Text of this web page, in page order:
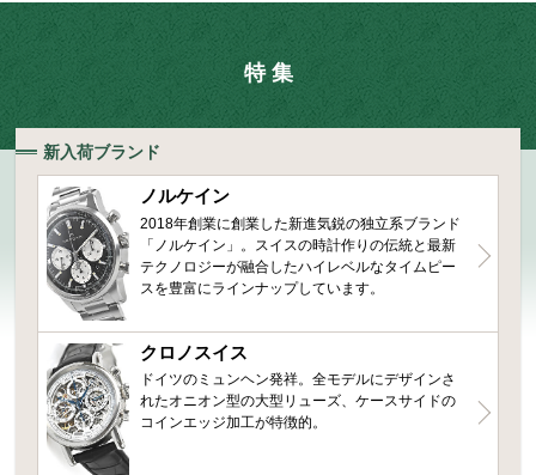
特 集
新入荷ブランド
ノルケイン
2018年創業に創業した新進気鋭の独立系ブランド
「ノルケイン」。スイスの時計作りの伝統と最新
テクノロジーが融合したハイレベルなタイムピー
スを豊富にラインナップしています。
クロノスイス
ドイツのミュンヘン発祥。全モデルにデザインさ
れたオニオン型の大型リューズ、ケースサイドの
コインエッジ加工が特徴的。